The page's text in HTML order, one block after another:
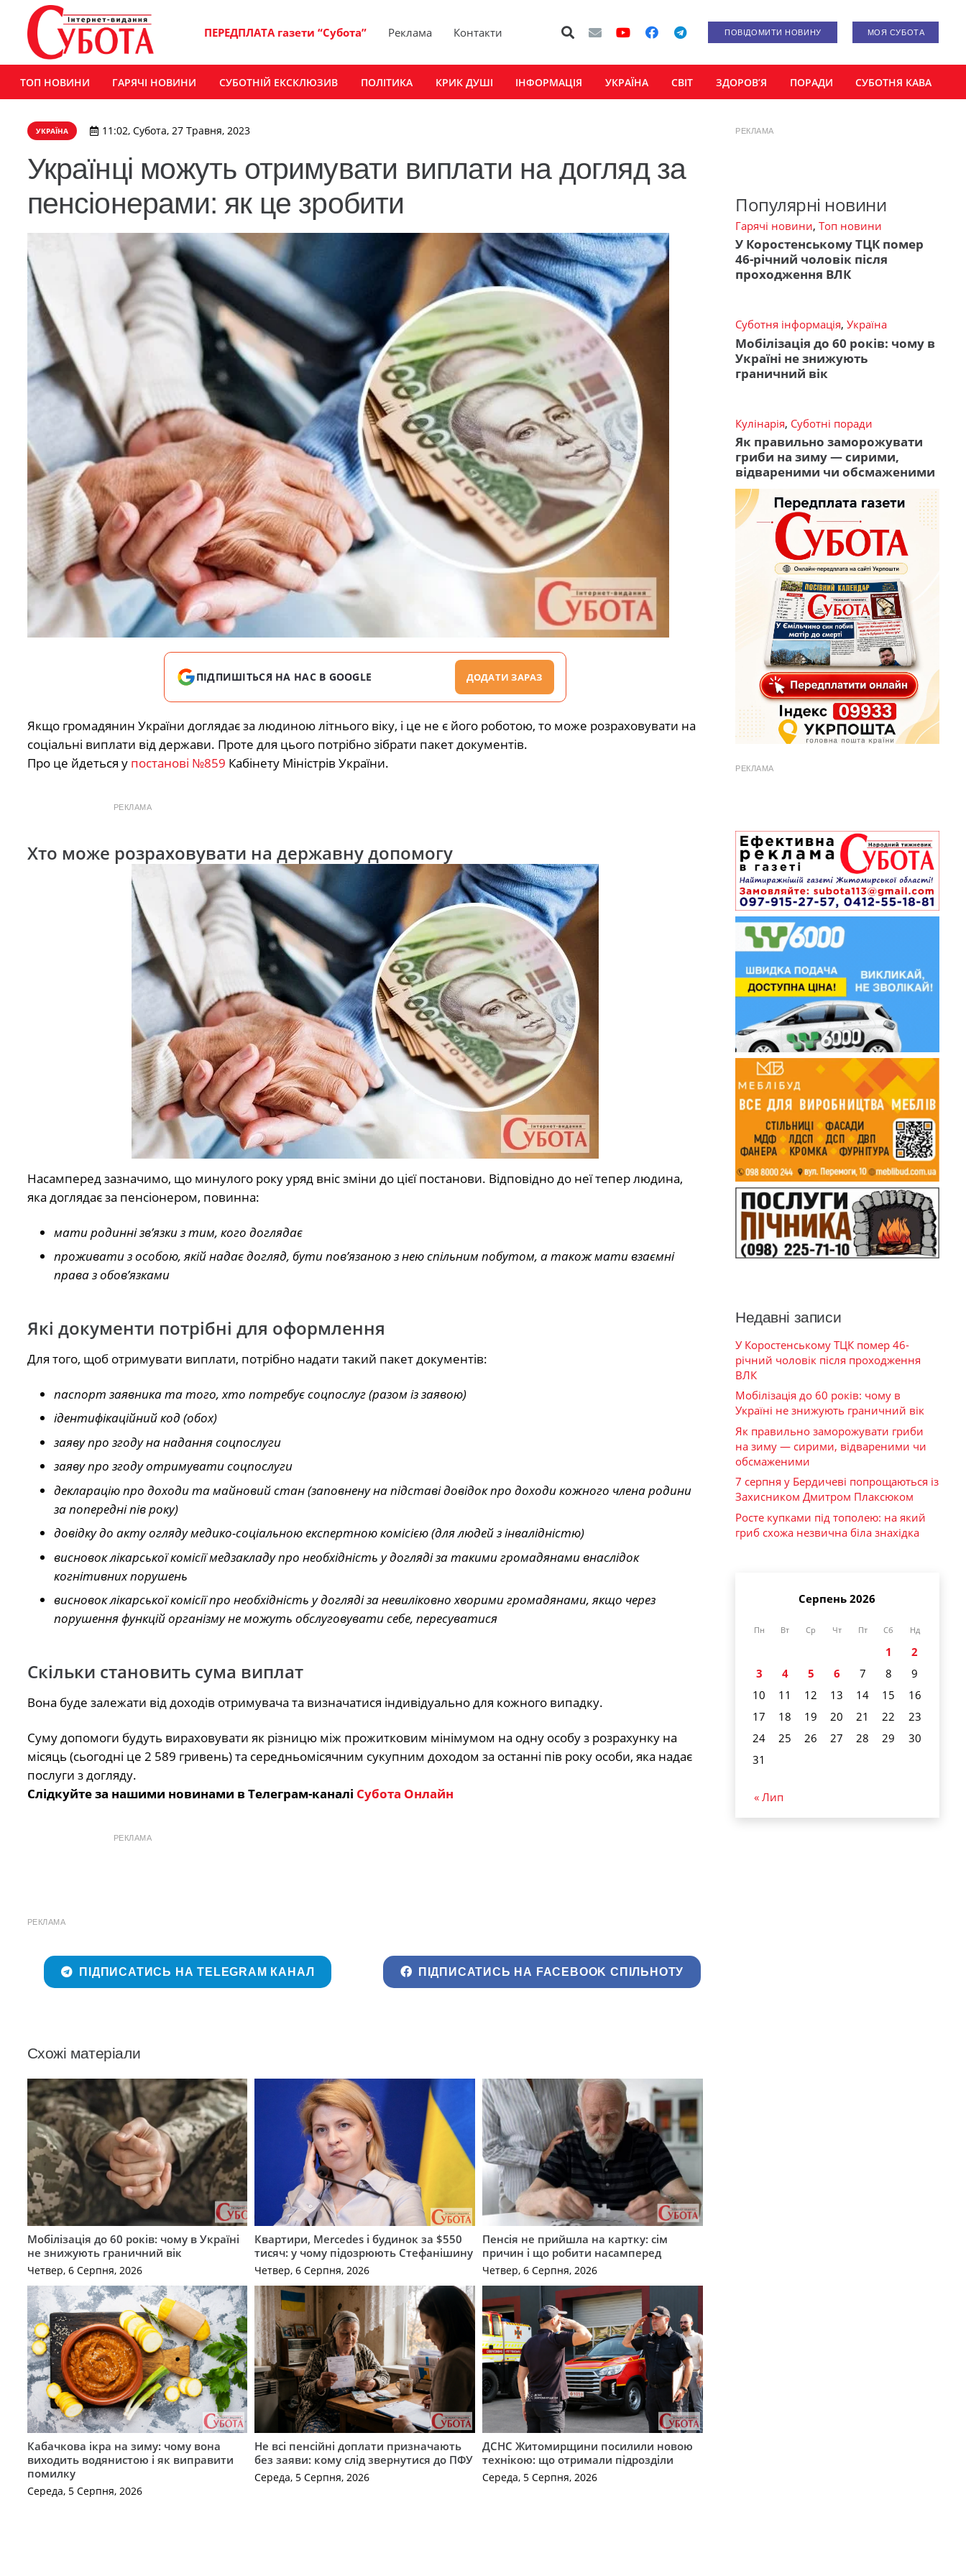
ПЕРЕДПЛАТА газети “Субота” Реклама Контакти ПОВІДОМИТИ НОВИНУ МОЯ СУБОТА
ТОП НОВИНИ ГАРЯЧІ НОВИНИ СУБОТНІЙ ЕКСКЛЮЗИВ ПОЛІТИКА КРИК ДУШІ ІНФОРМАЦІЯ УКРАЇНА СВІТ ЗДОРОВ’Я ПОРАДИ СУБОТНЯ КАВА
УКРАЇНА 11:02, Субота, 27 Травня, 2023
Українці можуть отримувати виплати на догляд за
пенсіонерами: як це зробити
ПІДПИШІТЬСЯ НА НАС В GOOGLE ДОДАТИ ЗАРАЗ
Якщо громадянин України доглядає за людиною літнього віку, і це не є його роботою, то може розраховувати на
соціальні виплати від держави. Проте для цього потрібно зібрати пакет документів.
Про це йдеться у постанові №859 Кабінету Міністрів України.
РЕКЛАМА
Хто може розраховувати на державну допомогу
Насамперед зазначимо, що минулого року уряд вніс зміни до цієї постанови. Відповідно до неї тепер людина,
яка доглядає за пенсіонером, повинна:
мати родинні зв’язки з тим, кого доглядає
проживати з особою, якій надає догляд, бути пов’язаною з нею спільним побутом, а також мати взаємні
права з обов’язками
Які документи потрібні для оформлення
Для того, щоб отримувати виплати, потрібно надати такий пакет документів:
паспорт заявника та того, хто потребує соцпослуг (разом із заявою)
ідентифікаційний код (обох)
заяву про згоду на надання соцпослуги
заяву про згоду отримувати соцпослуги
декларацію про доходи та майновий стан (заповнену на підставі довідок про доходи кожного члена родини
за попередні пів року)
довідку до акту огляду медико-соціальною експертною комісією (для людей з інвалідністю)
висновок лікарської комісії медзакладу про необхідність у догляді за такими громадянами внаслідок
когнітивних порушень
висновок лікарської комісії про необхідність у догляді за невиліковно хворими громадянами, якщо через
порушення функцій організму не можуть обслуговувати себе, пересуватися
Скільки становить сума виплат
Вона буде залежати від доходів отримувача та визначатися індивідуально для кожного випадку.
Суму допомоги будуть вираховувати як різницю між прожитковим мінімумом на одну особу з розрахунку на
місяць (сьогодні це 2 589 гривень) та середньомісячним сукупним доходом за останні пів року особи, яка надає
послуги з догляду.
Слідкуйте за нашими новинами в Телеграм-каналі Субота Онлайн
РЕКЛАМА
РЕКЛАМА
ПІДПИСАТИСЬ НА TELEGRAM КАНАЛ ПІДПИСАТИСЬ НА FACEBOOK СПІЛЬНОТУ
Схожі матеріали
Мобілізація до 60 років: чому в Україні
не знижують граничний вік
Четвер, 6 Серпня, 2026
Квартири, Mercedes і будинок за $550
тисяч: у чому підозрюють Стефанішину
Четвер, 6 Серпня, 2026
Пенсія не прийшла на картку: сім
причин і що робити насамперед
Четвер, 6 Серпня, 2026
Кабачкова ікра на зиму: чому вона
виходить водянистою і як виправити
помилку
Середа, 5 Серпня, 2026
Не всі пенсійні доплати призначають
без заяви: кому слід звернутися до ПФУ
Середа, 5 Серпня, 2026
ДСНС Житомирщини посилили новою
технікою: що отримали підрозділи
Середа, 5 Серпня, 2026
РЕКЛАМА
Популярні новини
Гарячі новини, Топ новини
У Коростенському ТЦК помер
46-річний чоловік після
проходження ВЛК
Суботня інформація, Україна
Мобілізація до 60 років: чому в
Україні не знижують
граничний вік
Кулінарія, Суботні поради
Як правильно заморожувати
гриби на зиму — сирими,
відвареними чи обсмаженими
РЕКЛАМА
Недавні записи
У Коростенському ТЦК помер 46-
річний чоловік після проходження
ВЛК
Мобілізація до 60 років: чому в
Україні не знижують граничний вік
Як правильно заморожувати гриби
на зиму — сирими, відвареними чи
обсмаженими
7 серпня у Бердичеві попрощаються із
Захисником Дмитром Плаксюком
Росте купками під тополею: на який
гриб схожа незвична біла знахідка
Серпень 2026
Пн Вт Ср Чт Пт Сб Нд
1
2
3
4 5 6 7 8
9
10
11 12 13 14 15
16
17
18 19 20 21 22
23
24
25 26 27 28 29
30
31
« Лип